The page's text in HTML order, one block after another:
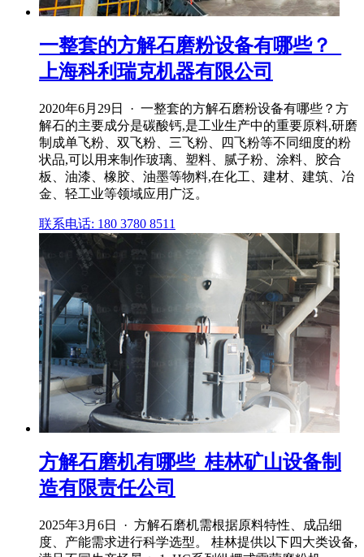
一整套的方解石磨粉设备有哪些？_
上海科利瑞克机器有限公司
2020年6月29日 · 一整套的方解石磨粉设备有哪些？方
解石的主要成分是碳酸钙,是工业生产中的重要原料,研磨
制成单飞粉、双飞粉、三飞粉、四飞粉等不同细度的粉
状品,可以用来制作玻璃、塑料、腻子粉、涂料、胶合
板、油漆、橡胶、油墨等物料,在化工、建材、建筑、冶
金、轻工业等领域应用广泛。
联系电话: 180 3780 8511
方解石磨机有哪些_桂林矿山设备制
造有限责任公司
2025年3月6日 · 方解石磨机需根据原料特性、成品细
度、产能需求进行科学选型。 桂林提供以下四大类设备,